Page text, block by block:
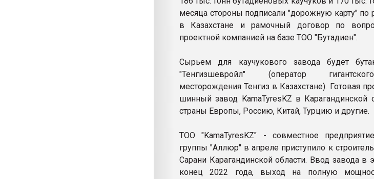
месяца стороны подписали "дорожную карту" по
в Казахстане и рамочный договор по
проектной компанией на базе ТОО "Бутадиен".
Сырьем для каучукового завода будет
"Тенгизшевройл" (оператор
месторождения Тенгиз в Казахстане). Готовая
шинный завод KamaTyresKZ в Карагандинской
страны Европы, Россию, Китай, Турцию и другие.
ТОО "KamaTyresKZ" - совместное
группы "Аллюр" в апреле приступило к
Сарани Карагандинской области. Ввод завода в
конец 2022 года, выход на полную